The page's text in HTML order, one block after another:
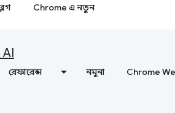
ব্লগ Chrome এ নতুন
রেফারেন্স নমুনা Chrome